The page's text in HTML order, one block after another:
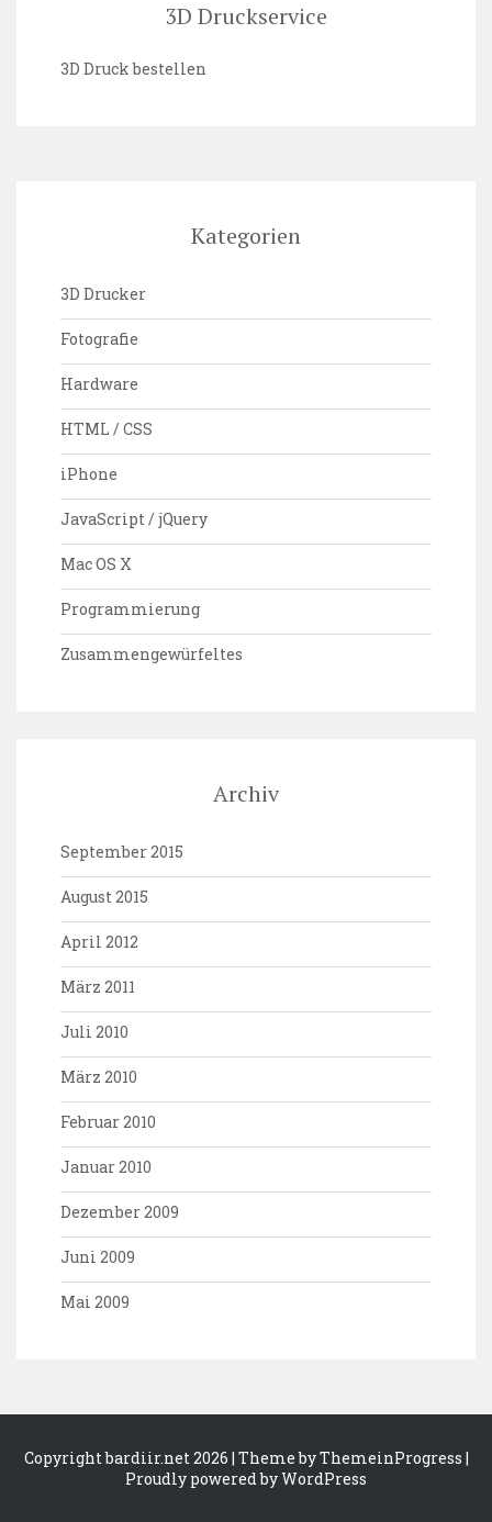
3D Druckservice
3D Druck bestellen
Kategorien
3D Drucker
Fotografie
Hardware
HTML / CSS
iPhone
JavaScript / jQuery
Mac OS X
Programmierung
Zusammengewürfeltes
Archiv
September 2015
August 2015
April 2012
März 2011
Juli 2010
März 2010
Februar 2010
Januar 2010
Dezember 2009
Juni 2009
Mai 2009
Copyright bardiir.net 2026 | Theme by ThemeinProgress |
Proudly powered by WordPress